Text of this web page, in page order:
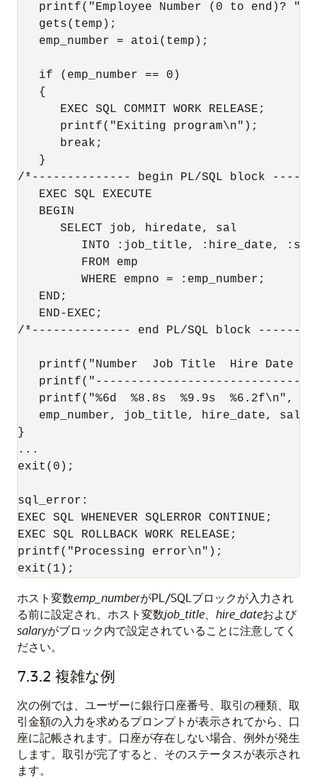
printf("Employee Number (0 to end)?
   gets(temp);
   emp_number = atoi(temp);
   if (emp_number == 0)
   {
      EXEC SQL COMMIT WORK RELEASE;
      printf("Exiting program\n");
      break;
   }
/*-------------- begin PL/SQL block
   EXEC SQL EXECUTE
   BEGIN
      SELECT job, hiredate, sal
INTO :job_title, :hire_date,
         FROM emp
         WHERE empno = :emp_number;
   END;
   END-EXEC;
/*-------------- end PL/SQL block
printf("Number  Job Title  Hire Date
   printf("%6d  %8.8s  %9.9s  %6.2f\n",
emp_number, job_title, hire_date,
}
...
exit(0);
sql_error:
EXEC SQL WHENEVER SQLERROR CONTINUE;
EXEC SQL ROLLBACK WORK RELEASE;
printf("Processing error\n");
ホスト変数emp_numberがPL/SQLブロックが入力され
る前に設定され、ホスト変数job_title hire_dateおよび
salaryがブロック内で設定されていることに注意してく
ださい。
7.3.2 複雑な例
次の例では、ユーザーに銀行口座番号、取引の種類、取
引金額の入力を求めるプロンプトが表示されてから、口
座に記帳されます。口座が存在しない場合、例外が発生
します。取引が完了すると、そのステータスが表示され
ます。